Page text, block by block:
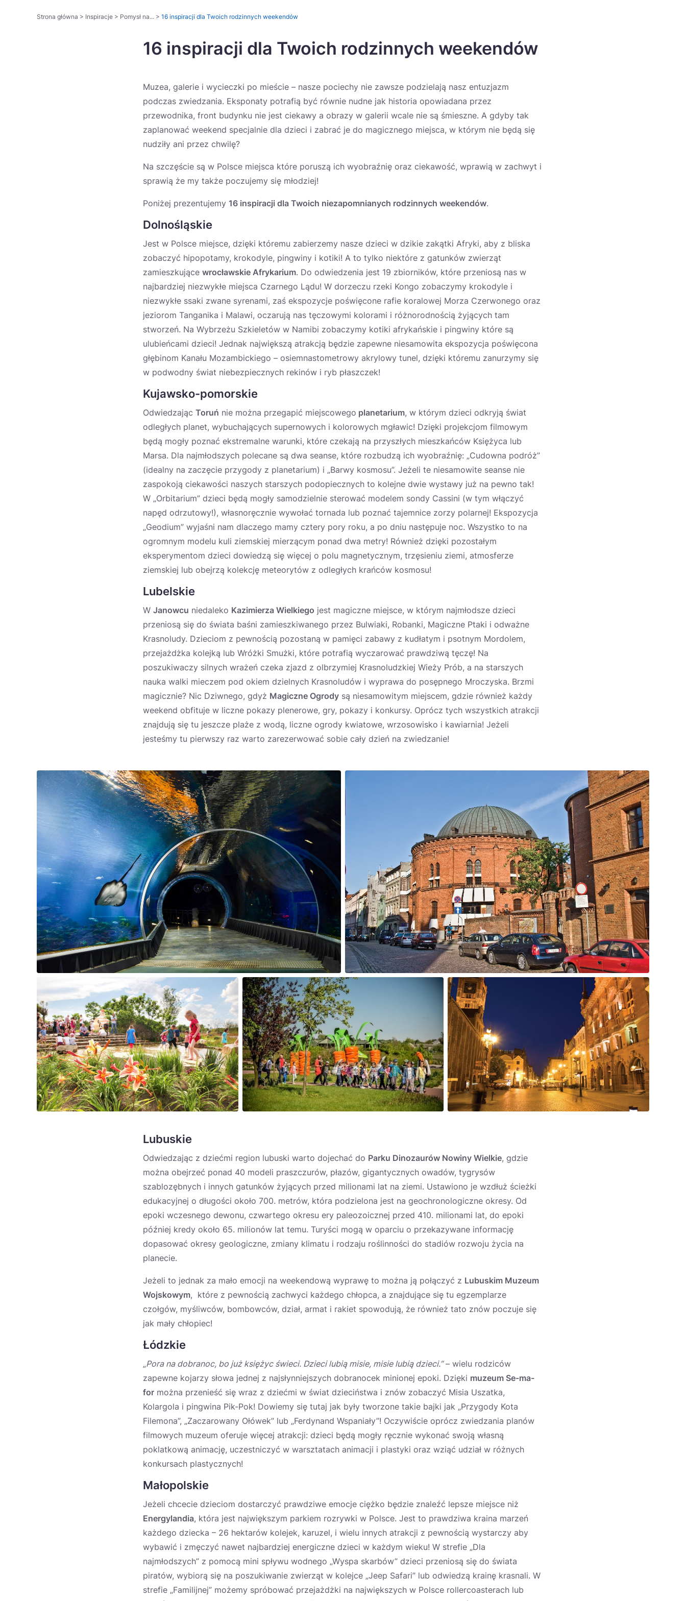
Strona główna > Inspiracje > Pomysł na... > 16 inspiracji dla Twoich rodzinnych weekendów
16 inspiracji dla Twoich rodzinnych weekendów
Muzea, galerie i wycieczki po mieście – nasze pociechy nie zawsze podzielają nasz entuzjazm
podczas zwiedzania. Eksponaty potrafią być równie nudne jak historia opowiadana przez
przewodnika, front budynku nie jest ciekawy a obrazy w galerii wcale nie są śmieszne. A gdyby tak
zaplanować weekend specjalnie dla dzieci i zabrać je do magicznego miejsca, w którym nie będą się
nudziły ani przez chwilę?
Na szczęście są w Polsce miejsca które poruszą ich wyobraźnię oraz ciekawość, wprawią w zachwyt i
sprawią że my także poczujemy się młodziej!
Poniżej prezentujemy 16 inspiracji dla Twoich niezapomnianych rodzinnych weekendów.
Dolnośląskie
Jest w Polsce miejsce, dzięki któremu zabierzemy nasze dzieci w dzikie zakątki Afryki, aby z bliska
zobaczyć hipopotamy, krokodyle, pingwiny i kotiki! A to tylko niektóre z gatunków zwierząt
zamieszkujące wrocławskie Afrykarium. Do odwiedzenia jest 19 zbiorników, które przeniosą nas w
najbardziej niezwykłe miejsca Czarnego Lądu! W dorzeczu rzeki Kongo zobaczymy krokodyle i
niezwykłe ssaki zwane syrenami, zaś ekspozycje poświęcone rafie koralowej Morza Czerwonego oraz
jeziorom Tanganika i Malawi, oczarują nas tęczowymi kolorami i różnorodnością żyjących tam
stworzeń. Na Wybrzeżu Szkieletów w Namibi zobaczymy kotiki afrykańskie i pingwiny które są
ulubieńcami dzieci! Jednak największą atrakcją będzie zapewne niesamowita ekspozycja poświęcona
głębinom Kanału Mozambickiego – osiemnastometrowy akrylowy tunel, dzięki któremu zanurzymy się
w podwodny świat niebezpiecznych rekinów i ryb płaszczek!
Kujawsko-pomorskie
Odwiedzając Toruń nie można przegapić miejscowego planetarium, w którym dzieci odkryją świat
odległych planet, wybuchających supernowych i kolorowych mgławic! Dzięki projekcjom filmowym
będą mogły poznać ekstremalne warunki, które czekają na przyszłych mieszkańców Księżyca lub
Marsa. Dla najmłodszych polecane są dwa seanse, które rozbudzą ich wyobraźnię: „Cudowna podróż”
(idealny na zaczęcie przygody z planetarium) i „Barwy kosmosu”. Jeżeli te niesamowite seanse nie
zaspokoją ciekawości naszych starszych podopiecznych to kolejne dwie wystawy już na pewno tak!
W „Orbitarium” dzieci będą mogły samodzielnie sterować modelem sondy Cassini (w tym włączyć
napęd odrzutowy!), własnoręcznie wywołać tornada lub poznać tajemnice zorzy polarnej! Ekspozycja
„Geodium” wyjaśni nam dlaczego mamy cztery pory roku, a po dniu następuje noc. Wszystko to na
ogromnym modelu kuli ziemskiej mierzącym ponad dwa metry! Również dzięki pozostałym
eksperymentom dzieci dowiedzą się więcej o polu magnetycznym, trzęsieniu ziemi, atmosferze
ziemskiej lub obejrzą kolekcję meteorytów z odległych krańców kosmosu!
Lubelskie
W Janowcu niedaleko Kazimierza Wielkiego jest magiczne miejsce, w którym najmłodsze dzieci
przeniosą się do świata baśni zamieszkiwanego przez Bulwiaki, Robanki, Magiczne Ptaki i odważne
Krasnoludy. Dzieciom z pewnością pozostaną w pamięci zabawy z kudłatym i psotnym Mordolem,
przejażdżka kolejką lub Wróżki Smużki, które potrafią wyczarować prawdziwą tęczę! Na
poszukiwaczy silnych wrażeń czeka zjazd z olbrzymiej Krasnoludzkiej Wieży Prób, a na starszych
nauka walki mieczem pod okiem dzielnych Krasnoludów i wyprawa do posępnego Mroczyska. Brzmi
magicznie? Nic Dziwnego, gdyż Magiczne Ogrody są niesamowitym miejscem, gdzie również każdy
weekend obfituje w liczne pokazy plenerowe, gry, pokazy i konkursy. Oprócz tych wszystkich atrakcji
znajdują się tu jeszcze plaże z wodą, liczne ogrody kwiatowe, wrzosowisko i kawiarnia! Jeżeli
jesteśmy tu pierwszy raz warto zarezerwować sobie cały dzień na zwiedzanie!
Lubuskie
Odwiedzając z dziećmi region lubuski warto dojechać do Parku Dinozaurów Nowiny Wielkie, gdzie
można obejrzeć ponad 40 modeli praszczurów, płazów, gigantycznych owadów, tygrysów
szablozębnych i innych gatunków żyjących przed milionami lat na ziemi. Ustawiono je wzdłuż ścieżki
edukacyjnej o długości około 700. metrów, która podzielona jest na geochronologiczne okresy. Od
epoki wczesnego dewonu, czwartego okresu ery paleozoicznej przed 410. milionami lat, do epoki
później kredy około 65. milionów lat temu. Turyści mogą w oparciu o przekazywane informację
dopasować okresy geologiczne, zmiany klimatu i rodzaju roślinności do stadiów rozwoju życia na
planecie.
Jeżeli to jednak za mało emocji na weekendową wyprawę to można ją połączyć z Lubuskim Muzeum
Wojskowym, które z pewnością zachwyci każdego chłopca, a znajdujące się tu egzemplarze
czołgów, myśliwców, bombowców, dział, armat i rakiet spowodują, że również tato znów poczuje się
jak mały chłopiec!
Łódzkie
„Pora na dobranoc, bo już księżyc świeci. Dzieci lubią misie, misie lubią dzieci.”– wielu rodziców
zapewne kojarzy słowa jednej z najsłynniejszych dobranocek minionej epoki. Dzięki muzeum Se-ma-
for można przenieść się wraz z dziećmi w świat dzieciństwa i znów zobaczyć Misia Uszatka,
Kolargola i pingwina Pik-Pok! Dowiemy się tutaj jak były tworzone takie bajki jak „Przygody Kota
Filemona”, „Zaczarowany Ołówek” lub „Ferdynand Wspaniały”! Oczywiście oprócz zwiedzania planów
filmowych muzeum oferuje więcej atrakcji: dzieci będą mogły ręcznie wykonać swoją własną
poklatkową animację, uczestniczyć w warsztatach animacji i plastyki oraz wziąć udział w różnych
konkursach plastycznych!
Małopolskie
Jeżeli chcecie dzieciom dostarczyć prawdziwe emocje ciężko będzie znaleźć lepsze miejsce niż
Energylandia, która jest największym parkiem rozrywki w Polsce. Jest to prawdziwa kraina marzeń
każdego dziecka – 26 hektarów kolejek, karuzel, i wielu innych atrakcji z pewnością wystarczy aby
wybawić i zmęczyć nawet najbardziej energiczne dzieci w każdym wieku! W strefie „Dla
najmłodszych” z pomocą mini spływu wodnego „Wyspa skarbów” dzieci przeniosą się do świata
piratów, wybiorą się na poszukiwanie zwierząt w kolejce „Jeep Safari” lub odwiedzą krainę krasnali. W
strefie „Familijnej” możemy spróbować przejażdżki na największych w Polsce rollercoasterach lub